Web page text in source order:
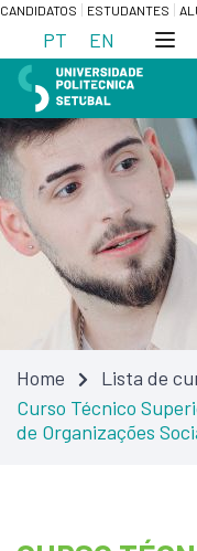
Skip
Content
Saltar
navegação
CANDIDATOS ESTUDANTES
PT EN
Home
Lista de
Curso Técnico
de Organizações